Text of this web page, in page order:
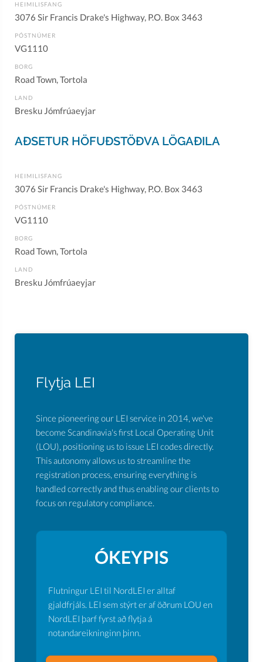
HEIMILISFANG
3076 Sir Francis Drake's Highway, P.O. Box 3463
PÓSTNÚMER
VG1110
BORG
Road Town, Tortola
LAND
Bresku Jómfrúaeyjar
AÐSETUR HÖFUÐSTÖÐVA LÖGAÐILA
HEIMILISFANG
3076 Sir Francis Drake's Highway, P.O. Box 3463
PÓSTNÚMER
VG1110
BORG
Road Town, Tortola
LAND
Bresku Jómfrúaeyjar
Flytja LEI
Since pioneering our LEI service in 2014, we've
become Scandinavia's first Local Operating Unit
(LOU), positioning us to issue LEI codes directly.
This autonomy allows us to streamline the
registration process, ensuring everything is
handled correctly and thus enabling our clients to
focus on regulatory compliance.
ÓKEYPIS
Flutningur LEI til NordLEI er alltaf
gjaldfrjáls. LEI sem stýrt er af öðrum LOU en
NordLEI þarf fyrst að flytja á
notandareikninginn þinn.